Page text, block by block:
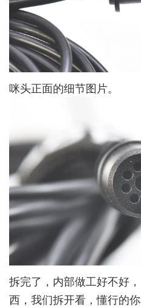
咪头正面的细节图片。
拆完了，内部做工好不好
西，我们拆开看，懂行的